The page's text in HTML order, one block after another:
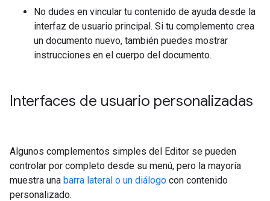
No dudes en vincular tu contenido de ayuda desde la
interfaz de usuario principal. Si tu complemento crea
un documento nuevo, también puedes mostrar
instrucciones en el cuerpo del documento.
Interfaces de usuario personalizadas
Algunos complementos simples del Editor se pueden
controlar por completo desde su menú, pero la mayoría
muestra una barra lateral o un diálogo con contenido
personalizado.